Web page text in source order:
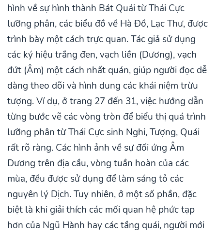
hình về sự hình thành Bát Quái từ Thái Cực
lưỡng phân, các biểu đồ về Hà Đồ, Lạc Thư, được
trình bày một cách trực quan. Tác giả sử dụng
các ký hiệu trắng đen, vạch liền (Dương), vạch
đứt (Âm) một cách nhất quán, giúp người đọc dễ
dàng theo dõi và hình dung các khái niệm trừu
tượng. Ví dụ, ở trang 27 đến 31, việc hướng dẫn
từng bước vẽ các vòng tròn để biểu thị quá trình
lưỡng phân từ Thái Cực sinh Nghi, Tượng, Quái
rất rõ ràng. Các hình ảnh về sự đối ứng Âm
Dương trên địa cầu, vòng tuần hoàn của các
mùa, đều được sử dụng để làm sáng tỏ các
nguyên lý Dịch. Tuy nhiên, ở một số phần, đặc
biệt là khi giải thích các mối quan hệ phức tạp
hơn của Ngũ Hành hay các tầng quái, người mới